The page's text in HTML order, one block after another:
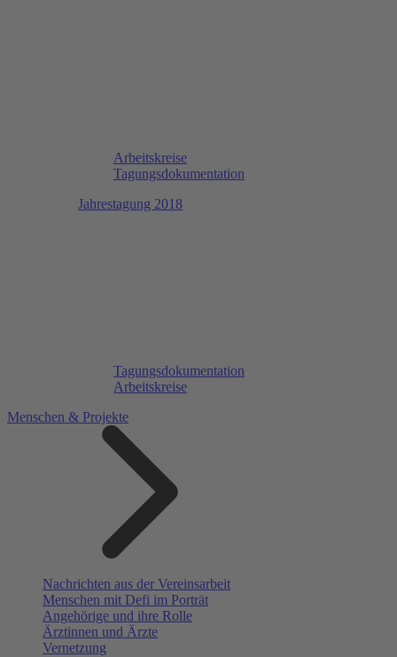
Arbeitskreise
Tagungsdokumentation
Jahrestagung 2018
Tagungsdokumentation
Arbeitskreise
Menschen & Projekte
Nachrichten aus der Vereinsarbeit
Menschen mit Defi im Porträt
Angehörige und ihre Rolle
Ärztinnen und Ärzte
Vernetzung